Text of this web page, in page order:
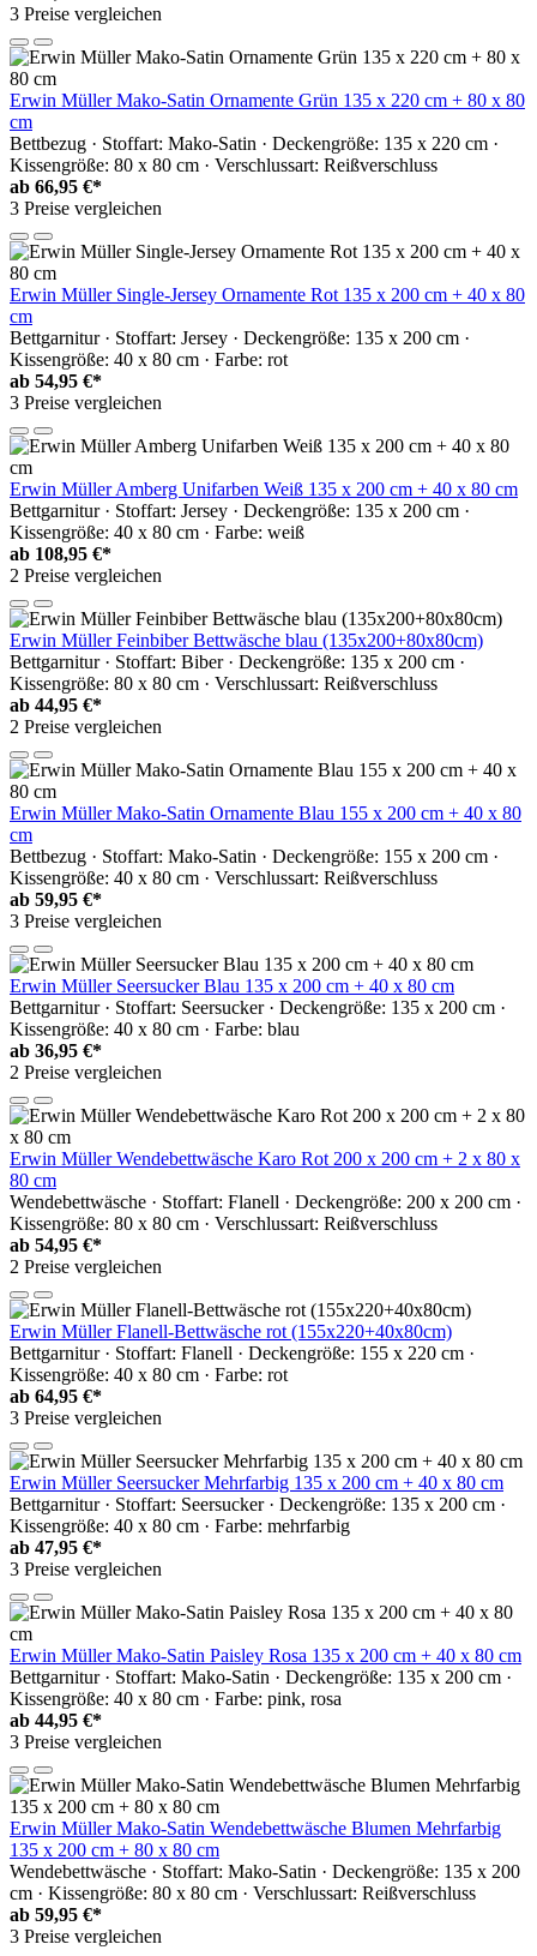
3 Preise vergleichen
Erwin Müller Mako-Satin Ornamente Grün 135 x 220 cm + 80 x 80
cm
Bettbezug · Stoffart: Mako-Satin · Deckengröße: 135 x 220 cm ·
Kissengröße: 80 x 80 cm · Verschlussart: Reißverschluss
ab 66,95 €*
3 Preise vergleichen
Erwin Müller Single-Jersey Ornamente Rot 135 x 200 cm + 40 x 80
cm
Bettgarnitur · Stoffart: Jersey · Deckengröße: 135 x 200 cm ·
Kissengröße: 40 x 80 cm · Farbe: rot
ab 54,95 €*
3 Preise vergleichen
Erwin Müller Amberg Unifarben Weiß 135 x 200 cm + 40 x 80 cm
Bettgarnitur · Stoffart: Jersey · Deckengröße: 135 x 200 cm ·
Kissengröße: 40 x 80 cm · Farbe: weiß
ab 108,95 €*
2 Preise vergleichen
Erwin Müller Feinbiber Bettwäsche blau (135x200+80x80cm)
Bettgarnitur · Stoffart: Biber · Deckengröße: 135 x 200 cm ·
Kissengröße: 80 x 80 cm · Verschlussart: Reißverschluss
ab 44,95 €*
2 Preise vergleichen
Erwin Müller Mako-Satin Ornamente Blau 155 x 200 cm + 40 x 80
cm
Bettbezug · Stoffart: Mako-Satin · Deckengröße: 155 x 200 cm ·
Kissengröße: 40 x 80 cm · Verschlussart: Reißverschluss
ab 59,95 €*
3 Preise vergleichen
Erwin Müller Seersucker Blau 135 x 200 cm + 40 x 80 cm
Bettgarnitur · Stoffart: Seersucker · Deckengröße: 135 x 200 cm ·
Kissengröße: 40 x 80 cm · Farbe: blau
ab 36,95 €*
2 Preise vergleichen
Erwin Müller Wendebettwäsche Karo Rot 200 x 200 cm + 2 x 80 x
80 cm
Wendebettwäsche · Stoffart: Flanell · Deckengröße: 200 x 200 cm ·
Kissengröße: 80 x 80 cm · Verschlussart: Reißverschluss
ab 54,95 €*
2 Preise vergleichen
Erwin Müller Flanell-Bettwäsche rot (155x220+40x80cm)
Bettgarnitur · Stoffart: Flanell · Deckengröße: 155 x 220 cm ·
Kissengröße: 40 x 80 cm · Farbe: rot
ab 64,95 €*
3 Preise vergleichen
Erwin Müller Seersucker Mehrfarbig 135 x 200 cm + 40 x 80 cm
Bettgarnitur · Stoffart: Seersucker · Deckengröße: 135 x 200 cm ·
Kissengröße: 40 x 80 cm · Farbe: mehrfarbig
ab 47,95 €*
3 Preise vergleichen
Erwin Müller Mako-Satin Paisley Rosa 135 x 200 cm + 40 x 80 cm
Bettgarnitur · Stoffart: Mako-Satin · Deckengröße: 135 x 200 cm ·
Kissengröße: 40 x 80 cm · Farbe: pink, rosa
ab 44,95 €*
3 Preise vergleichen
Erwin Müller Mako-Satin Wendebettwäsche Blumen Mehrfarbig
135 x 200 cm + 80 x 80 cm
Wendebettwäsche · Stoffart: Mako-Satin · Deckengröße: 135 x 200
cm · Kissengröße: 80 x 80 cm · Verschlussart: Reißverschluss
ab 59,95 €*
3 Preise vergleichen